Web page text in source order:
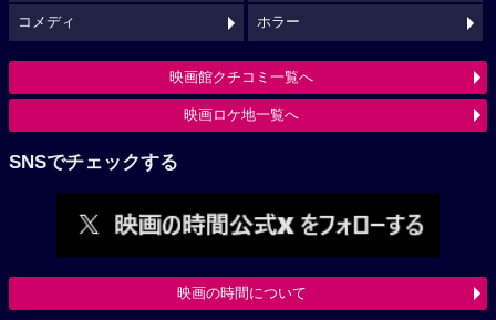
コメディ ホラー
映画館クチコミ一覧へ
映画ロケ地一覧へ
SNSでチェックする
映画の時間について